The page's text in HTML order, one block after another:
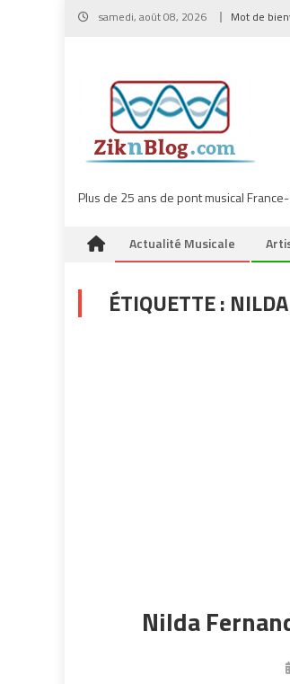
Skip
samedi, août 08, 2026 Mot de
Plus de 25 ans de pont musical
Actualité Musicale
ÉTIQUETTE :
Nilda